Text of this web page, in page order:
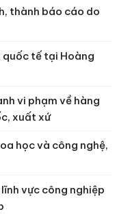
thành báo cáo do
tế tại Hoàng
vi phạm về hàng
xuất xứ
học và công nghệ,
vực công nghiệp